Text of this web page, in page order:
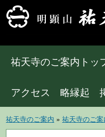
祐天寺のご案内トッ
アクセス 略縁起
祐天寺のご案内 » 祐天寺のご